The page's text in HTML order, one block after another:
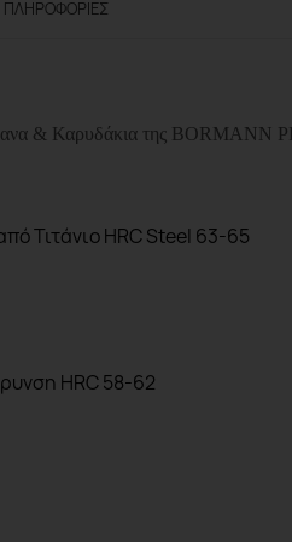
ΠΛΗΡΟΦΟΡΊΕΣ
& Καρυδάκια της BORMANN
ΤιτάνιοHRCSteel 63-65
HRC 58-62